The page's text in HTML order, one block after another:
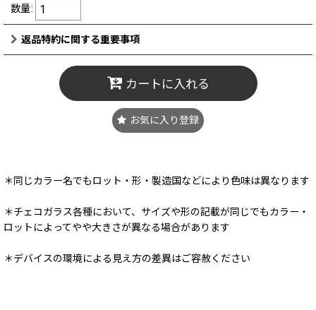
数量:
返品特約に関する重要事項
カートに入れる
お気に入り登録
＊同じカラー名でもロット・形・製造国などにより色味は異なります
＊チェコガラス各種において、サイズや形の記載が同じでもカラー・
ロットによってやや大きさが異なる場合があります
＊デバイスの環境による見え方の差異はご容赦ください